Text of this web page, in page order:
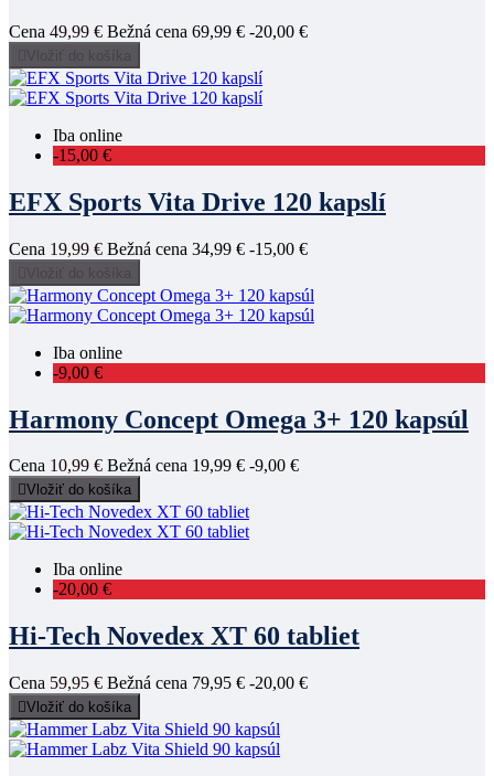
Cena 49,99 € Bežná cena 69,99 € -20,00 €
Vložiť do košíka
Iba online
-15,00 €
EFX Sports Vita Drive 120 kapslí
Cena 19,99 € Bežná cena 34,99 € -15,00 €
Vložiť do košíka
Iba online
-9,00 €
Harmony Concept Omega 3+ 120 kapsúl
Cena 10,99 € Bežná cena 19,99 € -9,00 €
Vložiť do košíka
Iba online
-20,00 €
Hi-Tech Novedex XT 60 tabliet
Cena 59,95 € Bežná cena 79,95 € -20,00 €
Vložiť do košíka